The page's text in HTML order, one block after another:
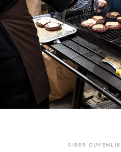
SİBER GÜVENLİK